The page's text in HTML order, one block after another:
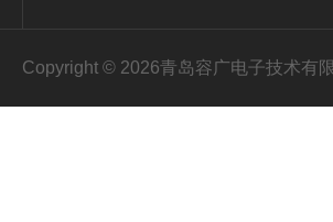
Copyright © 2026青岛容广电子技术有